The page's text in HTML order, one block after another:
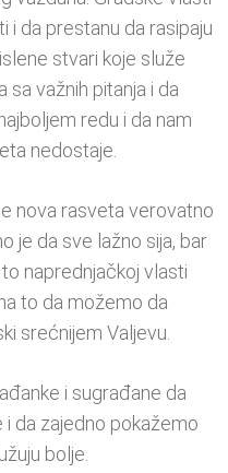
i da prestanu da rasipaju
stvari koje služe
sa važnih pitanja i da
redu i da nam
nedostaje.
nova rasveta verovatno
je da sve lažno sija, bar
naprednjačkoj vlasti
to da možemo da
srećnijem Valjevu.
i sugrađane da
da zajedno pokažemo
bolje.